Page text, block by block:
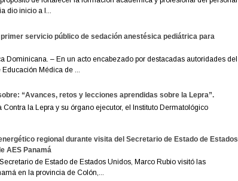
dio inicio a l...
servicio público de sedación anestésica pediátrica para
Dominicana. – En un acto encabezado por destacadas autoridades del
Médica de ...
“Avances, retos y lecciones aprendidas sobre la Lepra”.
la Lepra y su órgano ejecutor, el Instituto Dermatológico
regional durante visita del Secretario de Estado de Estados
AES Panamá
de Estado de Estados Unidos, Marco Rubio visitó las
en la provincia de Colón,...